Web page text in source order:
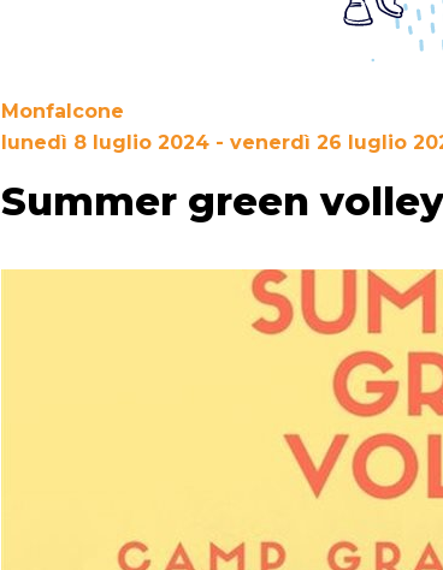
Monfalcone
lunedì 8 luglio 2024 - venerdì 26 luglio
Summer green volley